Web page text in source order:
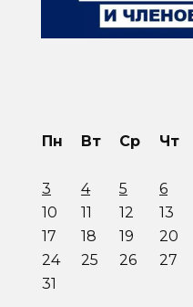
Пн Вт Ср Чт
3
4 5 6
10
11 12 13
17
18 19 20
24
25 26 27
31